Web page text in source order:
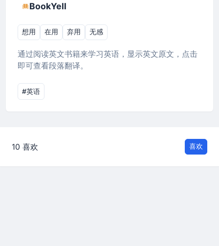
BookYell
想用 在用 弃用 无感
通过阅读英文书籍来学习英语，显示英文原文，点击
即可查看段落翻译。
#英语
10 喜欢 喜欢